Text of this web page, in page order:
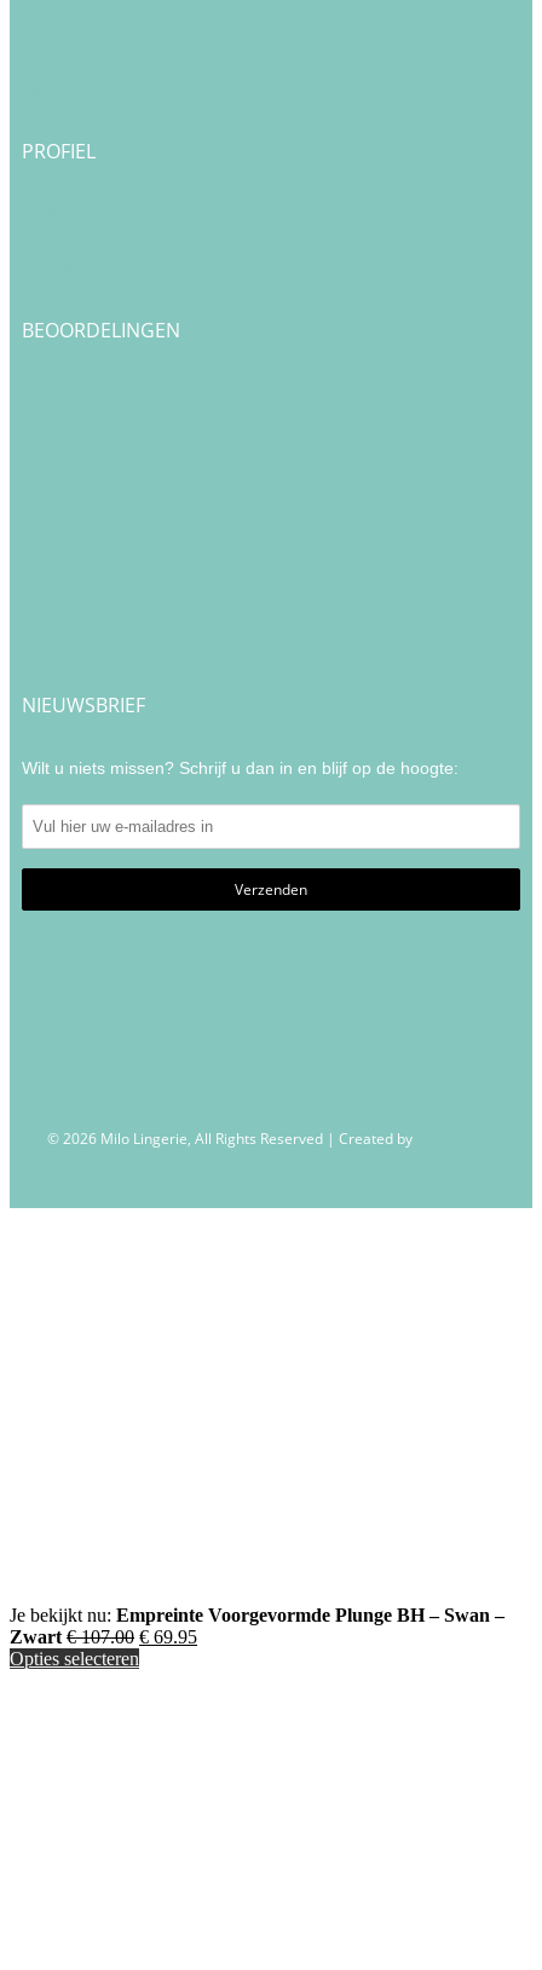
PROFIEL
BEOORDELINGEN
NIEUWSBRIEF
Wilt u niets missen? Schrijf u dan in en blijf op de hoogte:
© 2026 Milo Lingerie, All Rights Reserved | Created by
Je bekijkt nu: Empreinte Voorgevormde Plunge BH – Swan –
Zwart €107.00 € 69.95
Opties selecteren